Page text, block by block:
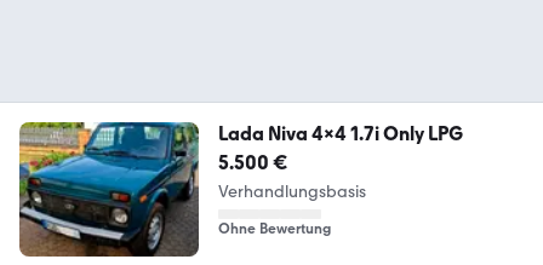
Lada Niva 4x4 1.7i Only LPG
5.500 €
Verhandlungsbasis
Ohne Bewertung